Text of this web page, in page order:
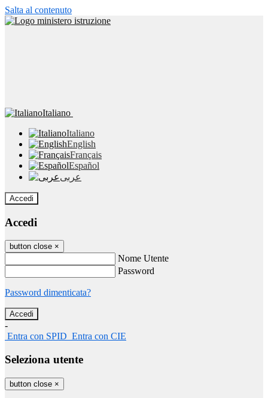
Salta al contenuto
Italiano
Italiano
English
Français
Español
عربى
Accedi
Accedi
button close ×
Nome Utente
Password
Password dimenticata?
-
Entra con SPID Entra con CIE
Seleziona utente
button close ×